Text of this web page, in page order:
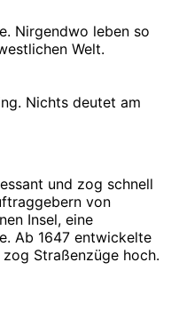
Nirgendwo leben so
Welt.
Nichts deutet am
und zog schnell
von
Insel, eine
Ab 1647 entwickelte
Straßenzüge hoch.